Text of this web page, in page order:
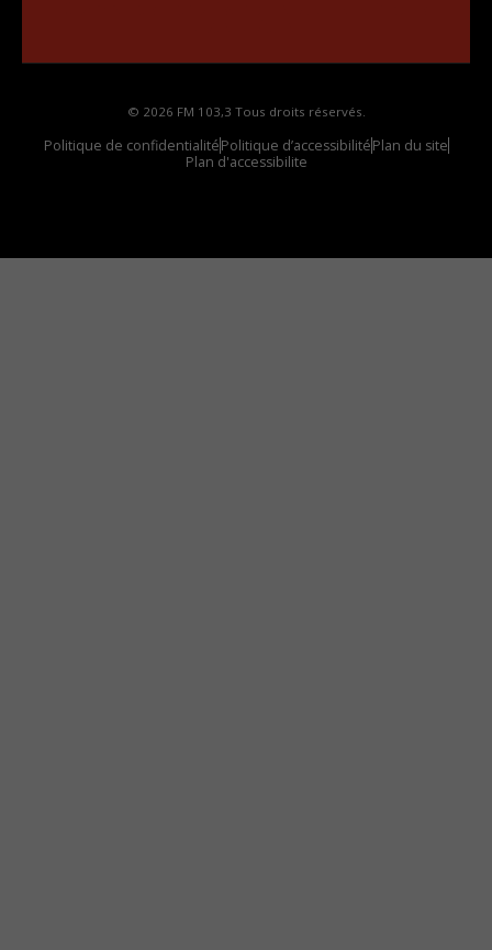
© 2026 FM 103,3 Tous droits réservés.
Politique de confidentialitéPolitique d’accessibilitéPlan du site
Plan d'accessibilite